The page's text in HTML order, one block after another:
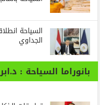
السياحة
الجداوي
بانوراما السياحة :